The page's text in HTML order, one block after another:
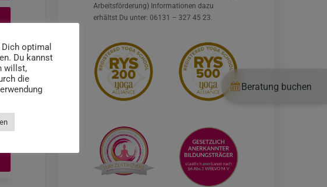
Arbeitsförderung) Informationen dazu
erhältst Du unter: 06131 – 327 45 23.
optimal
Du kannst
willst,
die
Beratung buchen